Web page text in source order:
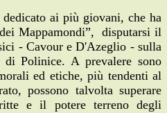
ai più giovani, che ha
Mappamondi”, disputarsi il
- Cavour e D'Azeglio - sulla
di Polinice. A prevalere sono
ed etiche, più tendenti al
possono talvolta superare
e il potere terreno degli